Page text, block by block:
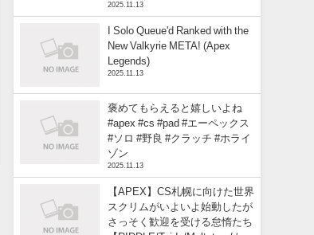
2025.11.13
I Solo Queue'd Ranked with the
New Valkyrie META! (Apex
Legends)
2025.11.13
褒めてもらえると嬉しいよね
#apex #cs #pad #エーペックス
#ソロ #野良 #クラッチ #ホライ
ゾン
2025.11.13
【APEX】CS札幌に向けた世界
スクリムがいよいよ始動したが
さっそく歓迎を受ける怠惰たち